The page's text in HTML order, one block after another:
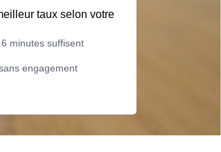
taux selon votre
minutes suffisent
engagement